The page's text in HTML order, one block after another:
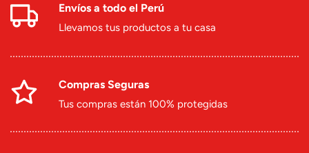
Envíos a todo el Perú
Llevamos tus productos a tu casa
Compras Seguras
Tus compras están 100% protegidas